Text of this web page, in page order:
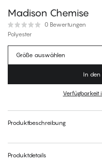
Madison Chemise
0 Bewertungen
Polyester
€69.95Regulärer Preis
Für diesen Artikel gibt es
Größe auswählen
In
Verfügbarkeit
Produktbeschreibung
Produktdetails